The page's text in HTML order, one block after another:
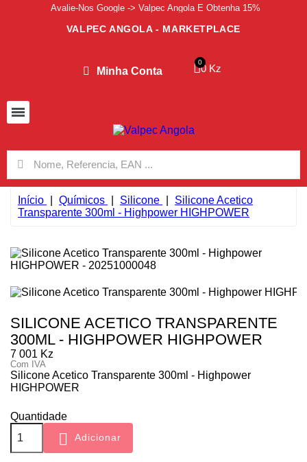
Avalie-Nos Google -> Valpec Angola E Obtenha 15%
VALPEC ANGOLA - MARKETPLACE
Minha Conta 0 Kz
Início Químicos Silicone
Silicone Acetico
Transparente 300ml - Highpower HIGHPOWER
SILICONE ACETICO TRANSPARENTE
300ML - HIGHPOWER HIGHPOWER
7 001 Kz
Com IVA
Silicone Acetico Transparente 300ml - Highpower
HIGHPOWER
Quantidade
 Adicionar